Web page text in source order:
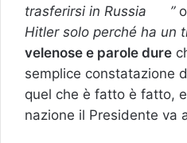
trasferirsi in Russia
”
Hitler solo perché ha un
velenose e parole dure
semplice constatazione
quel che è fatto è fatto,
nazione il Presidente va